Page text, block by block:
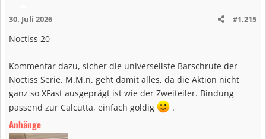
o
30. Juli 2026 #1.215
Noctiss 20
Kommentar dazu, sicher die universellste Barschrute der
Noctiss Serie. M.M.n. geht damit alles, da die Aktion nicht
ganz so XFast ausgeprägt ist wie der Zweiteiler. Bindung
passend zur Calcutta, einfach goldig
.
Anhänge